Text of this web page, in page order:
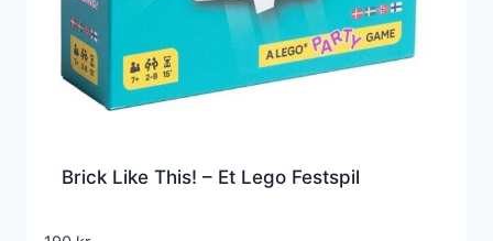
Brick Like This! – Et Lego Festspil